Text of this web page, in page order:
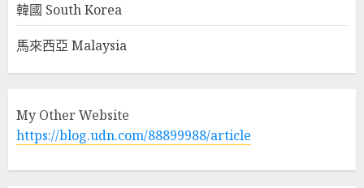
韓國 South Korea
馬來西亞 Malaysia
My Other Website
https://blog.udn.com/88899988/article